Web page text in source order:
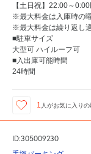
【土日祝】22:00～
※最大料金は入庫時の
※最大料金は繰り返し
■駐車サイズ
大型可 ハイルーフ可
■入出庫可能時間
24時間
1 人がお気に入り
ID:305009230